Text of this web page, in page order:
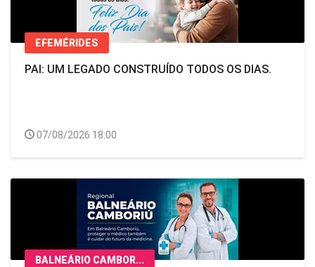
EFEMÉRIDES
PAI: UM LEGADO CONSTRUÍDO TODOS OS DIAS.
07/08/2026 18:00
BALNEÁRIO CAMBOR...